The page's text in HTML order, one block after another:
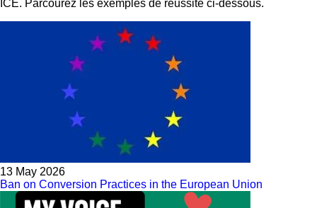
ICE. Parcourez les exemples de réussite ci-dessous.
13 May 2026
Ban on Conversion Practices in the European Union